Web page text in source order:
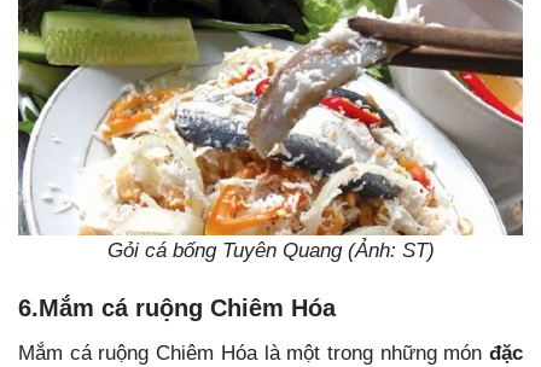
Gỏi cá bống Tuyên Quang (Ảnh: ST)
6.Mắm cá ruộng Chiêm Hóa
Mắm cá ruộng Chiêm Hóa là một trong những món đặc